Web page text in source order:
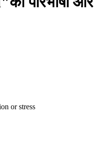
or stress